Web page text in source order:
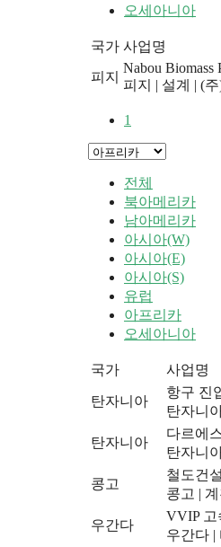
오세아니아
국가 사업명
피지
Nabou Biomass
피지
| 설계 | (
1
전체
북아메리카
남아메리카
아시아(W)
아시아(E)
아시아(S)
유럽
아프리카
오세아니아
국가 사업명
탄자니아
항구 진
탄자니
탄자니아
다르에
탄자니
콩고
철도건
콩고 |
우간다
VVIP 고
우간다 |